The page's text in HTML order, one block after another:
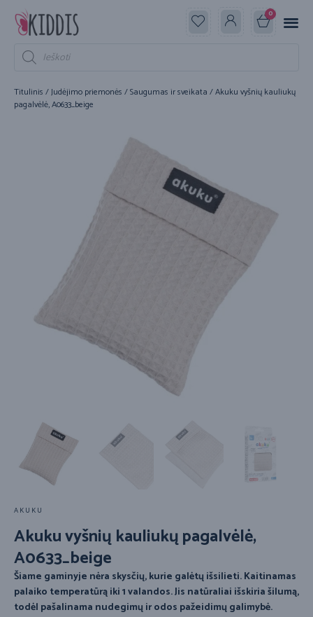
0
Titulinis /Judėjimo priemonės /Saugumas ir sveikata / Akuku vyšnių kauliukų
pagalvėlė, A0633_beige
AKUKU
Akuku vyšnių kauliukų pagalvėlė,
A0633_beige
Šiame gaminyje nėra skysčių, kurie galėtų išsilieti. Kaitinamas
palaiko temperatūrą iki 1 valandos. Jis natūraliai išskiria šilumą,
todėl pašalinama nudegimų ir odos pažeidimų galimybė.